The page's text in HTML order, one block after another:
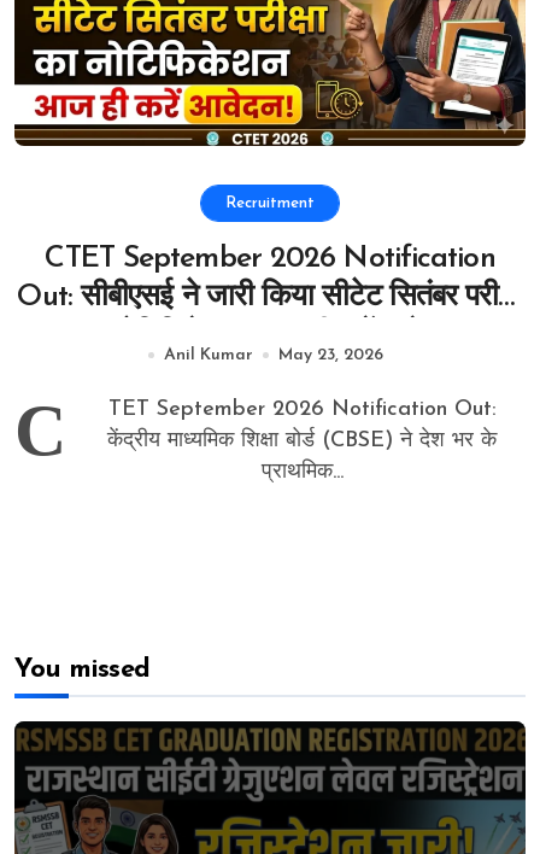
Recruitment
CTET September 2026 Notification
Out: सीबीएसई ने जारी किया सीटेट सितंबर परीक्षा
Anil Kumar May 23, 2026
C
TET September 2026 Notification Out:
केंद्रीय माध्यमिक शिक्षा बोर्ड (CBSE) ने देश भर के
प्राथमिक...
You missed